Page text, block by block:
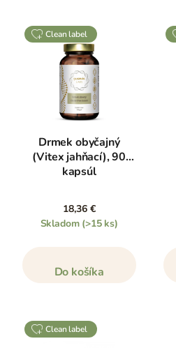
clean label
Drmek obyčajný
(Vitex jahňací), 90
kapsúl
18,36 €
Skladom (>15 ks)
Do košíka
clean label